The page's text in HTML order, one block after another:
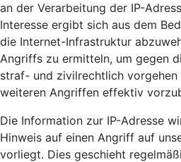
an der Verarbeitung der IP-
Interesse ergibt sich aus dem
die Internet-Infrastruktur
Angriffs zu ermitteln, um gegen
straf- und zivilrechtlich vorgehen
weiteren Angriffen effektiv
Die Information zur IP-Adresse
Hinweis auf einen Angriff auf
vorliegt. Dies geschieht